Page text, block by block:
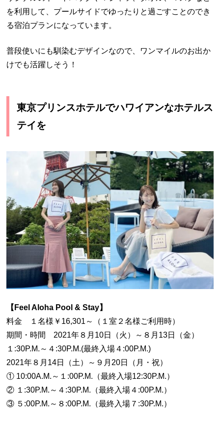
を利用して、プールサイドでゆったりと過ごすことのでき
る宿泊プランになっています。
普段使いにも馴染むデザインなので、ワンマイルのお出か
けでも活躍しそう！
東京プリンスホテルでハワイアンなホテルス
テイを
【Feel Aloha Pool & Stay】
料金 １名様￥16,301～（１室２名様ご利用時）
期間・時間 2021年８月10日（火）～８月13日（金）
１:30P.M.～４:30P.M.(最終入場４:00P.M.)
2021年８月14日（土）～９月20日（月・祝）
① 10:00A.M.～１:00P.M.（最終入場12:30P.M.）
② １:30P.M.～４:30P.M.（最終入場４:00P.M.）
③ ５:00P.M.～８:00P.M.（最終入場７:30P.M.）